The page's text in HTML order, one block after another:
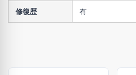
修復歴 有